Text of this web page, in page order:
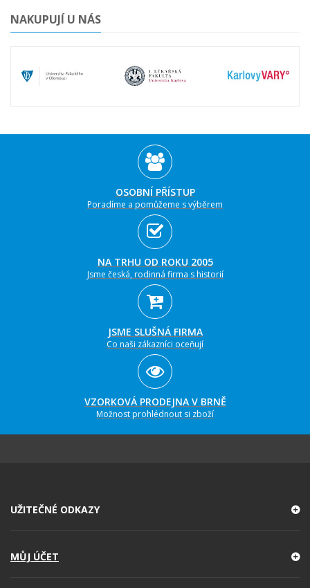
NAKUPUJÍ U NÁS
OSOBNÍ PŘÍSTUP
Poradíme a pomůžeme s výběrem
NA TRHU OD ROKU 2005
Jsme česká, rodinná firma s historií
JSME SLUŠNÁ FIRMA
Co naši zákazníci oceňují
VZORKOVÁ PRODEJNA V BRNĚ
Možnost prohlédnout si zboží
UŽITEČNÉ ODKAZY
MŮJ ÚČET